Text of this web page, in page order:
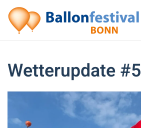
Zum Hauptinhalt springen
Wetterupdate #5